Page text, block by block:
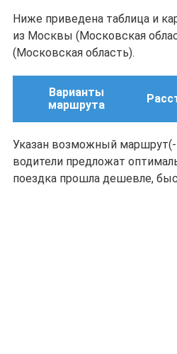
Ниже приведена таблица и
из Москвы (Московская
(Московская область).
Варианты
маршрута
Указан возможный
водители предложат
поездка прошла дешевле,